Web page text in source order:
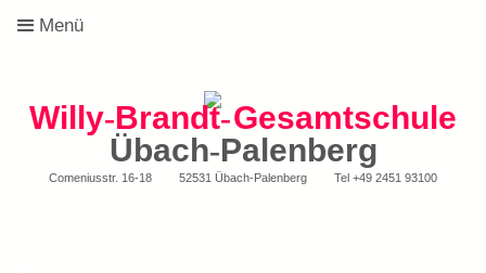
Menü
Willy-Brandt-Gesamtschule
Übach-Palenberg
Comeniusstr. 16-18 52531 Übach-Palenberg Tel +49 2451 93100